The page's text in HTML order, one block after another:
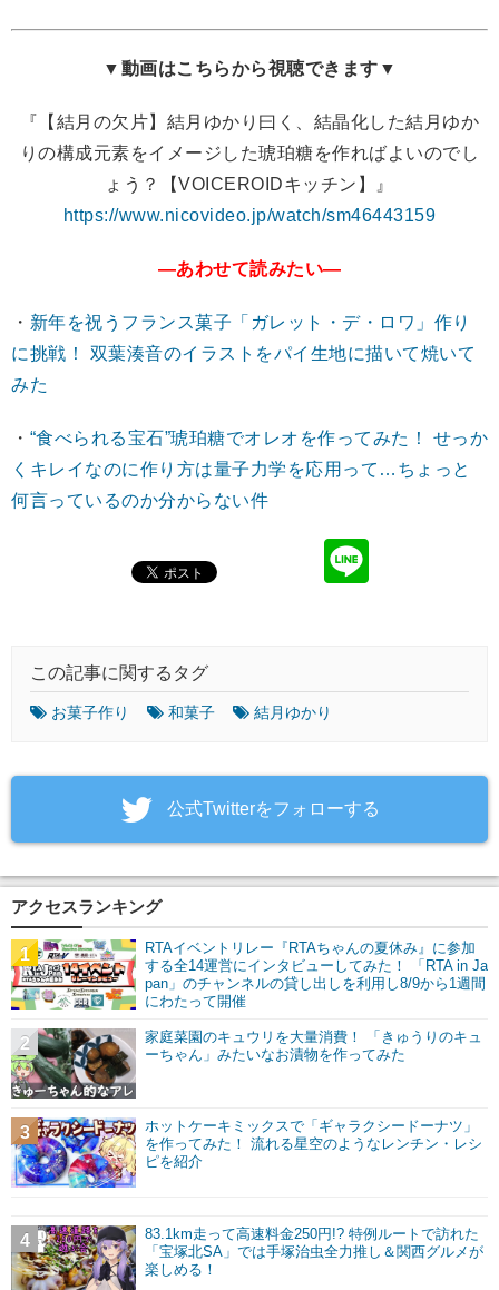
▼動画はこちらから視聴できます▼
『【結月の欠片】結月ゆかり曰く、結晶化した結月ゆか
りの構成元素をイメージした琥珀糖を作ればよいのでし
ょう？【VOICEROIDキッチン】』
https://www.nicovideo.jp/watch/sm46443159
―あわせて読みたい―
・ 新年を祝うフランス菓子「ガレット・デ・ロワ」作り
に挑戦！ 双葉湊音のイラストをパイ生地に描いて焼いて
みた
・ “食べられる宝石”琥珀糖でオレオを作ってみた！ せっか
くキレイなのに作り方は量子力学を応用って…ちょっと
何言っているのか分からない件
この記事に関するタグ
お菓子作り 和菓子 結月ゆかり
‎公式Twitterをフォローする
アクセスランキング
RTAイベントリレー『RTAちゃんの夏休み』に参加
する全14運営にインタビューしてみた！ 「RTA in Ja
pan」のチャンネルの貸し出しを利用し8/9から1週間
にわたって開催
1
家庭菜園のキュウリを大量消費！ 「きゅうりのキュ
ーちゃん」みたいなお漬物を作ってみた
2
ホットケーキミックスで「ギャラクシードーナツ」
を作ってみた！ 流れる星空のようなレンチン・レシ
ピを紹介
3
83.1km走って高速料金250円!? 特例ルートで訪れた
「宝塚北SA」では手塚治虫全力推し＆関西グルメが
楽しめる！
4